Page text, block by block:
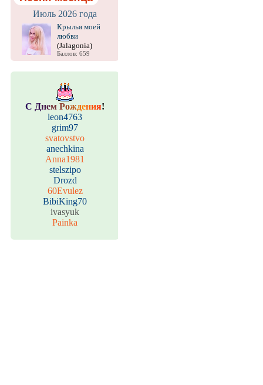
Июль 2026 года
Крылья моей
любви
(Jalagonia)
Баллов: 659
С Днем Рождения!
leon4763
grim97
svatovstvo
anechkina
Anna1981
stelszipo
Drozd
60Evulez
BibiKing70
ivasyuk
Painka